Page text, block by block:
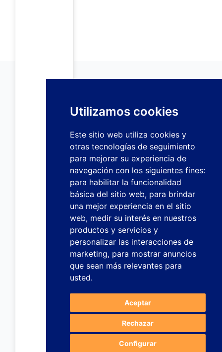
Utilizamos cookies
Este sitio web utiliza cookies y
otras tecnologías de seguimiento
para mejorar su experiencia de
navegación con los siguientes fines:
para habilitar la funcionalidad
básica del sitio web, para brindar
una mejor experiencia en el sitio
web, medir su interés en nuestros
productos y servicios y
personalizar las interacciones de
marketing, para mostrar anuncios
que sean más relevantes para
usted.
Aceptar
Rechazar
Configurar